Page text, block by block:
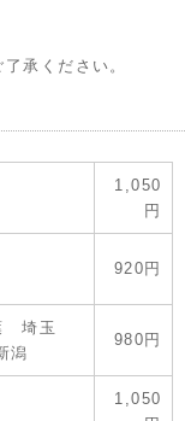
承ください。
1,050
円
920円
埼玉
潟
980円
1,050